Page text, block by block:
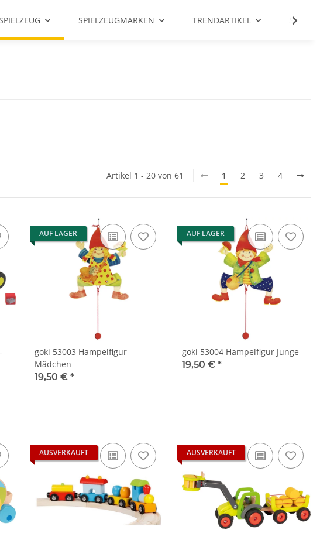
SPIELZEUGMARKEN TRENDARTIKEL SALE %
Artikel 1 - 20 von 61 1 2 3 4
AUF LAGER
goki 53003 Hampelfigur
Mädchen
19,50 € *
AUF LAGER
goki 53004 Hampelfigur Junge
19,50 € *
AUSVERKAUFT AUSVERKAUFT